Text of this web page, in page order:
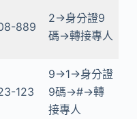
889
2→身分證9
碼→轉接專人
123
9→1→身分證
9碼→#→轉
接專人